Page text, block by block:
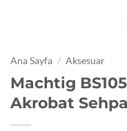
Ana Sayfa / Aksesuar
Machtig
Akrobat